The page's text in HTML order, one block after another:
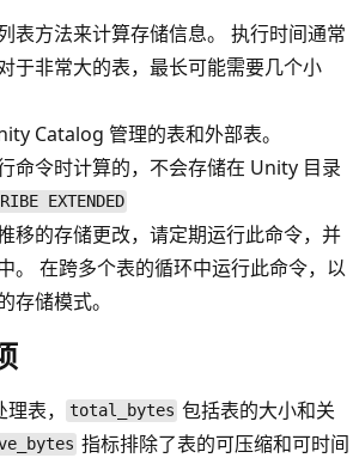
表方法来计算存储信息。 执行时间通常
于非常大的表，最长可能需要几个小
Catalog 管理的表和外部表。
命令时计算的，不会存储在 Unity 目录
EXTENDED
移的存储更改，请定期运行此命令，并
。 在跨多个表的循环中运行此命令，以
存储模式。
表， total_bytes 包括表的大小和关
指标排除了表的可压缩和可时间